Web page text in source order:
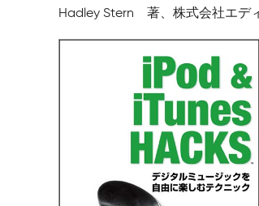
Hadley Stern 著、株式会社エデ